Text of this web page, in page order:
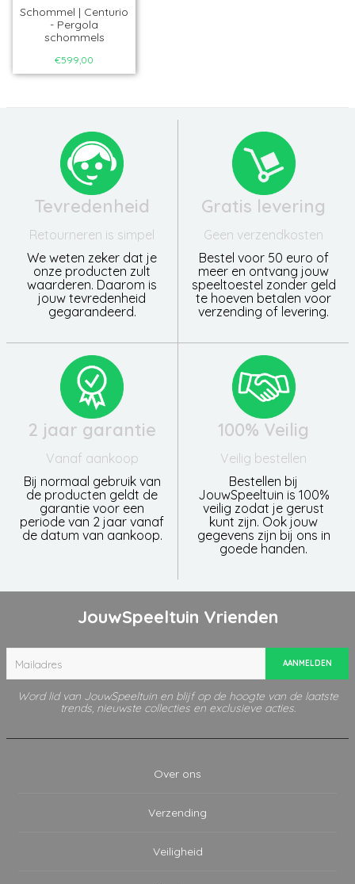
Schommel | Centurio
- Pergola
schommels
€599,00
Tevredenheid
Retourneren is simpel
We weten zeker dat je
onze producten zult
waarderen. Daarom is
jouw tevredenheid
gegarandeerd.
Gratis levering
Geen verzendkosten
Bestel voor 50 euro of
meer en ontvang jouw
speeltoestel zonder geld
te hoeven betalen voor
verzending of levering.
2 jaar garantie
Vanaf aankoop
Bij normaal gebruik van
de producten geldt de
garantie voor een
periode van 2 jaar vanaf
de datum van aankoop.
100% Veilig
Veilig bestellen
Bestellen bij
JouwSpeeltuin is 100%
veilig zodat je gerust
kunt zijn. Ook jouw
gegevens zijn bij ons in
goede handen.
JouwSpeeltuin Vrienden
AANMELDEN
Word lid van JouwSpeeltuin en blijf op de hoogte van de laatste
trends, nieuwste collecties en exclusieve acties.
Over ons
Verzending
Veiligheid